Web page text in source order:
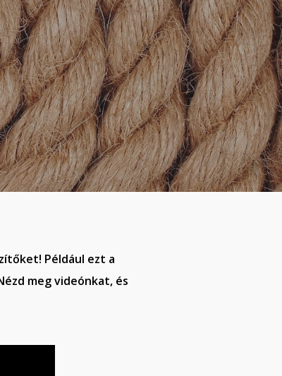
Például ezt a
meg videónkat, és